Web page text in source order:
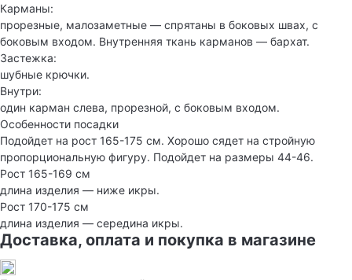
Карманы:
прорезные, малозаметные — спрятаны в боковых швах, с
боковым входом. Внутренняя ткань карманов — бархат.
Застежка:
шубные крючки.
Внутри:
один карман слева, прорезной, с боковым входом.
Особенности посадки
Подойдет на рост 165-175 см. Хорошо сядет на стройную
пропорциональную фигуру. Подойдет на размеры 44-46.
Рост 165-169 см
длина изделия — ниже икры.
Рост 170-175 см
длина изделия — середина икры.
Доставка, оплата и покупка в магазине